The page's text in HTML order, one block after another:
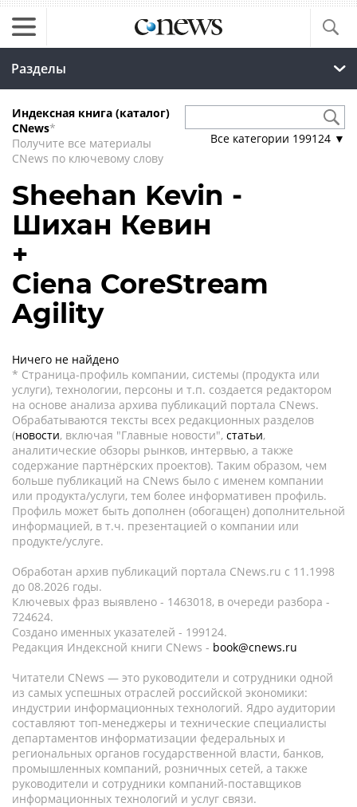
Разделы
Индексная книга (каталог)
CNews*
Получите все материалы
CNews по ключевому слову
Все категории 199124 ▼
Sheehan Kevin -
Шихан Кевин
+
Ciena CoreStream
Agility
Ничего не найдено
* Страница-профиль компании, системы (продукта или
услуги), технологии, персоны и т.п. создается редактором
на основе анализа архива публикаций портала CNews.
Обрабатываются тексты всех редакционных разделов
(новости, включая "Главные новости", статьи,
аналитические обзоры рынков, интервью, а также
содержание партнёрских проектов). Таким образом, чем
больше публикаций на CNews было с именем компании
или продукта/услуги, тем более информативен профиль.
Профиль может быть дополнен (обогащен) дополнительной
информацией, в т.ч. презентацией о компании или
продукте/услуге.
Обработан архив публикаций портала CNews.ru c 11.1998
до 08.2026 годы.
Ключевых фраз выявлено - 1463018, в очереди разбора -
724624.
Создано именных указателей - 199124.
Редакция Индексной книги CNews - book@cnews.ru
Читатели CNews — это руководители и сотрудники одной
из самых успешных отраслей российской экономики:
индустрии информационных технологий. Ядро аудитории
составляют топ-менеджеры и технические специалисты
департаментов информатизации федеральных и
региональных органов государственной власти, банков,
промышленных компаний, розничных сетей, а также
руководители и сотрудники компаний-поставщиков
информационных технологий и услуг связи.